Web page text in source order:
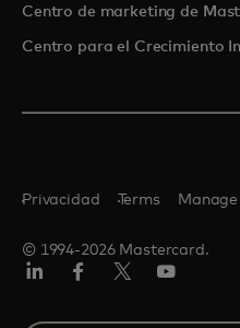
Centro de marketing de
Centro para el Crecimiento
© 1994-2026 Mastercard.
Privacidad Terms